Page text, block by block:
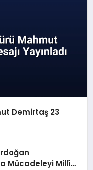
Demirtaş 23
Mücadeleyi Millî